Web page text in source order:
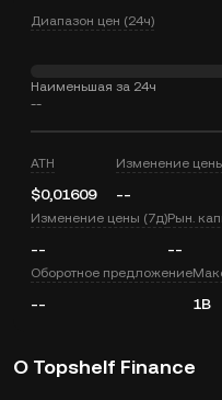
Диапазон цен (24ч)
Наименьшая за 24ч
--
ATH
$0,01609
Изменение
--
Изменение цены (7д)
--
Рын.
--
Оборотное предложение
-- 1B
О Topshelf Finance